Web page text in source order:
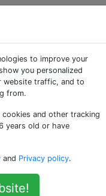
più
in
to improve your
you personalized
website traffic, and to
from.
and other tracking
years old or have
and Privacy policy.